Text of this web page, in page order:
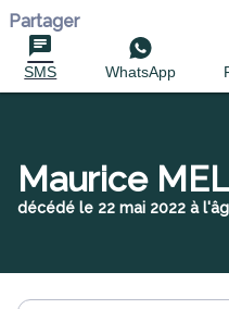
Partager
SMS WhatsApp
Maurice
décédé le 22 mai 2022 à